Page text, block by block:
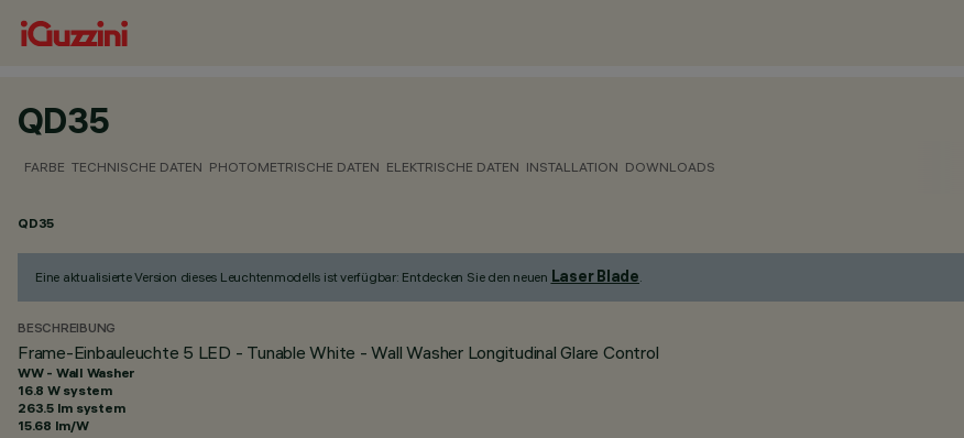
QD35
FARBE TECHNISCHE DATEN PHOTOMETRISCHE DATEN ELEKTRISCHE DATEN INSTALLATION DOWNLOADS
QD35
Eine aktualisierte Version dieses Leuchtenmodells ist verfügbar: Entdecken Sie den neuen Laser Blade.
BESCHREIBUNG
Frame-Einbauleuchte 5 LED - Tunable White - Wall Washer Longitudinal Glare Control
WW - Wall Washer
16.8 W system
263.5 lm system
15.68 lm/W